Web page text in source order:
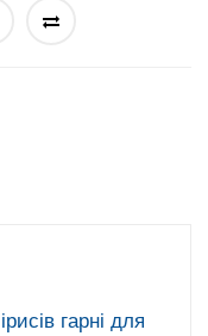
гарні для